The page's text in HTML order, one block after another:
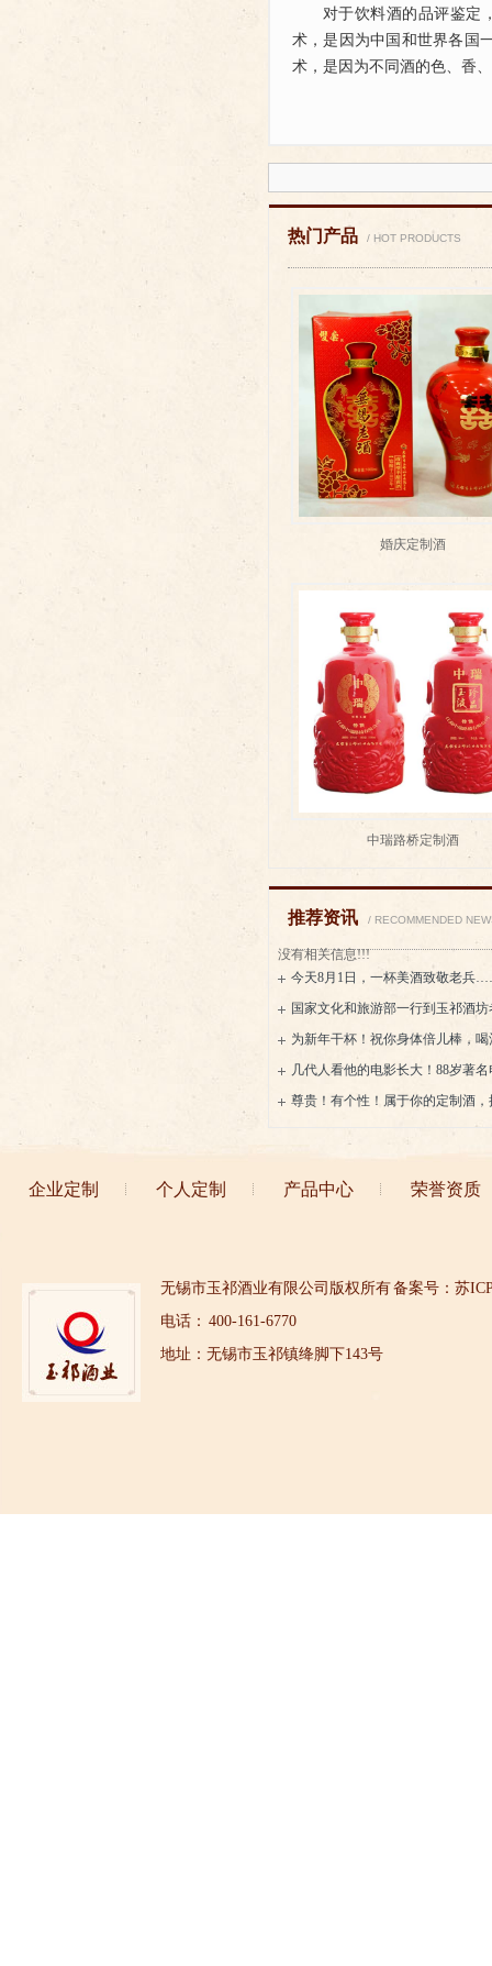
对于饮料酒的品评鉴
术，是因为中国和世界各国
术，是因为不同酒的色、香
热门产品 / HOT PRODUCTS
婚庆定制酒
中瑞路桥定制酒
推荐资讯 / RECOMMENDED
没有相关信息!!!
今天8月1日，一杯美酒致敬老兵
国家文化和旅游部一行到玉祁酒
用工作
为新年干杯！祝你身体倍儿棒，
几代人看他的电影长大！88岁著
酱酒尊贵！有个性！属于你的定制酒
企业定制 个人定制 产品中心 荣誉资质
无锡市玉祁酒业有限公司版权所有备案号：苏
电话： 400-161-6770
地址：无锡市玉祁镇绛脚下143号